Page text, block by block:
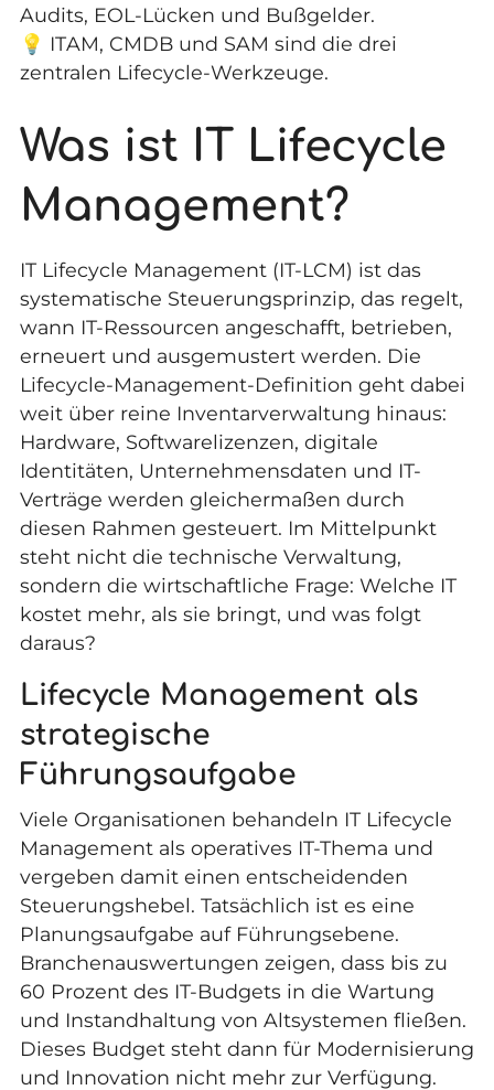
Audits, EOL-Lücken und Bußgelder.
💡 ITAM, CMDB und SAM sind die drei
zentralen Lifecycle-Werkzeuge.
Was ist IT Lifecycle
Management?
IT Lifecycle Management (IT-LCM) ist das
systematische Steuerungsprinzip, das regelt,
wann IT-Ressourcen angeschafft, betrieben,
erneuert und ausgemustert werden. Die
Lifecycle-Management-Definition geht dabei
weit über reine Inventarverwaltung hinaus:
Hardware, Softwarelizenzen, digitale
Identitäten, Unternehmensdaten und IT-
Verträge werden gleichermaßen durch
diesen Rahmen gesteuert. Im Mittelpunkt
steht nicht die technische Verwaltung,
sondern die wirtschaftliche Frage: Welche IT
kostet mehr, als sie bringt, und was folgt
daraus?
Lifecycle Management als
strategische
Führungsaufgabe
Viele Organisationen behandeln IT Lifecycle
Management als operatives IT-Thema und
vergeben damit einen entscheidenden
Steuerungshebel. Tatsächlich ist es eine
Planungsaufgabe auf Führungsebene.
Branchenauswertungen zeigen, dass bis zu
60 Prozent des IT-Budgets in die Wartung
und Instandhaltung von Altsystemen fließen.
Dieses Budget steht dann für Modernisierung
und Innovation nicht mehr zur Verfügung.